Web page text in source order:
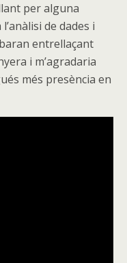
per alguna
de dades i
entrellaçant
i m’agradaria
més presència en